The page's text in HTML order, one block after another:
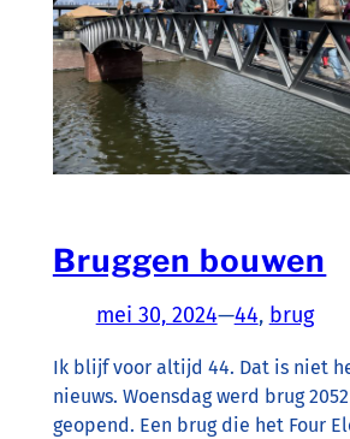
Bruggen bouwen
mei 30, 2024—44, brug
Ik blijf voor altijd 44. Dat is niet
nieuws. Woensdag werd brug
geopend. Een brug die het Four